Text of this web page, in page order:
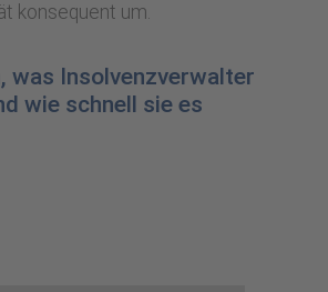
konsequent um.
was Insolvenzverwalter
wie schnell sie es